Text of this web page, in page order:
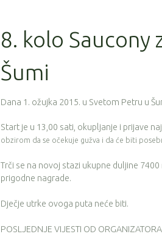
8. kolo Saucony
Šumi
Dana 1. ožujka 2015. u Svetom Petru u
Start je u 13,00 sati, okupljanje i prijave
obzirom da se očekuje gužva i da će biti
Trči se na novoj stazi ukupne duljine
prigodne nagrade.
Dječje utrke ovoga puta neće biti.
POSLJEDNJE VIJESTI OD